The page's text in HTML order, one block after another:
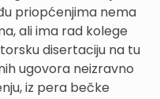
priopćenjima nema
ali ima rad kolege
disertaciju na tu
ugovora neizravno
iz pera bečke